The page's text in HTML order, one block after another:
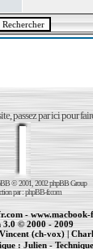
passez par ici pour
© 2001, 2002 phpBB Group
par :phpBB-fr.com
-www.macbook-
3.0 © 2000 - 2009
Vincent (ch-vox)|
: Julien -